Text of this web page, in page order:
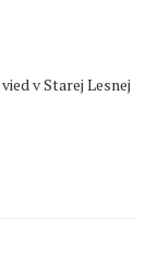
v Starej Lesnej